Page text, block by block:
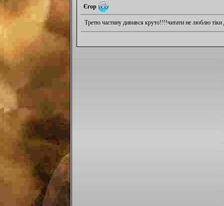
Єгор
Третю частину дивився круто!!!!читати не люблю